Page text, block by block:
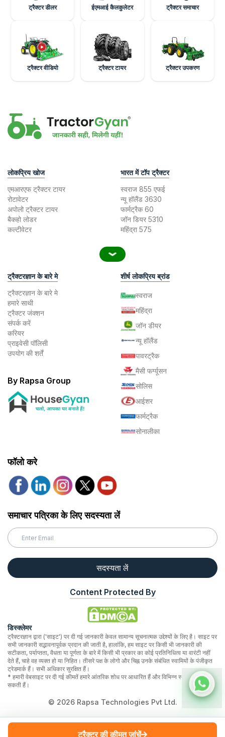
ट्रैक्टर डीलर ईएमआई कैलकुलेटर ट्रैक्टर समाचार
ट्रैक्टर वीडियो ट्रैक्टर टायर ट्रैक्टर उपकरण
ट्रैक्टर की कीमत जांचें
लोकप्रिय खोज
एमआरएफ ट्रैक्टर टायर
रोटावेटर
अपोलो ट्रैक्टर टायर
बैकहो लोडर
कल्टीवेटर
भारत में टॉप ट्रैक्टर
स्वराज 855 एफई
न्यू हॉलैंड 3630
फार्मट्रैक 60
जॉन डियर 5310
महिंद्रा 575
ट्रैक्टरज्ञान के बारे मे
ट्रैक्टरज्ञान के बारे मे
हमारे साथी
ट्रैक्टर जंक्शन
संपर्क करें
करियर
प्राइवेसी पॉलिसी
उपयोग की शर्तें
By Rapsa Group
शीर्ष लोकप्रिय ब्रांड
स्वराज
महिंद्रा
जॉन डीयर
न्यू हॉलैंड
पावरट्रैक
मैसी फर्ग्यूसन
सोलिस
आईशर
फार्मट्रैक
सोनालीका
फॉलो करे
समाचार पत्रिका के लिए सदस्यता लें
सदस्यता लें
Content Protected By
डिस्क्लेमर
ट्रैक्टरज्ञान द्वारा ('साइट') पर दी गई जानकारी केवल सामान्य सूचनात्मक उद्देश्यों के लिए है। साइट पर
सभी जानकारी सद्भावनापूर्वक प्रदान की जाती है, हालांकि, हम साइट पर किसी भी जानकारी की
सटीकता, पर्याप्तता, वैधता या पूर्णता के बारे में किसी भी प्रकार का कोई प्रतिनिधित्व या वारंटी नहीं
देते हैं, चाहे वह व्यक्त हो या निहित। तीसरे पक्ष के लोगो और चिह्न उनके संबंधित स्वामियों के पंजीकृत
ट्रेडमार्क हैं। सभी अधिकार सुरक्षित हैं।
* हमारी वेबसाइट पर दी गई कीमतें हमारे आंतरिक शोध पर आधारित हैं और विभिन्न स्थानों पर भिन्न हो
सकती हैं।
© 2026Rapsa Technologies Pvt Ltd.